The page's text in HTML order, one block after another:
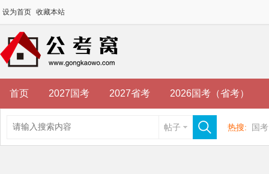
设为首页 收藏本站
首页 2027国考 2027省考 2026国考（省考）
帖子 热搜: 国考